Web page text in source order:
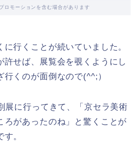
ロモーションを含む場合があります
行くことが続いていました。
許せば、展覧会を覗くようにし
行くのが面倒なので(^^;）
展に行ってきて、「京セラ美術
ろがあったのね」と驚くことが
。